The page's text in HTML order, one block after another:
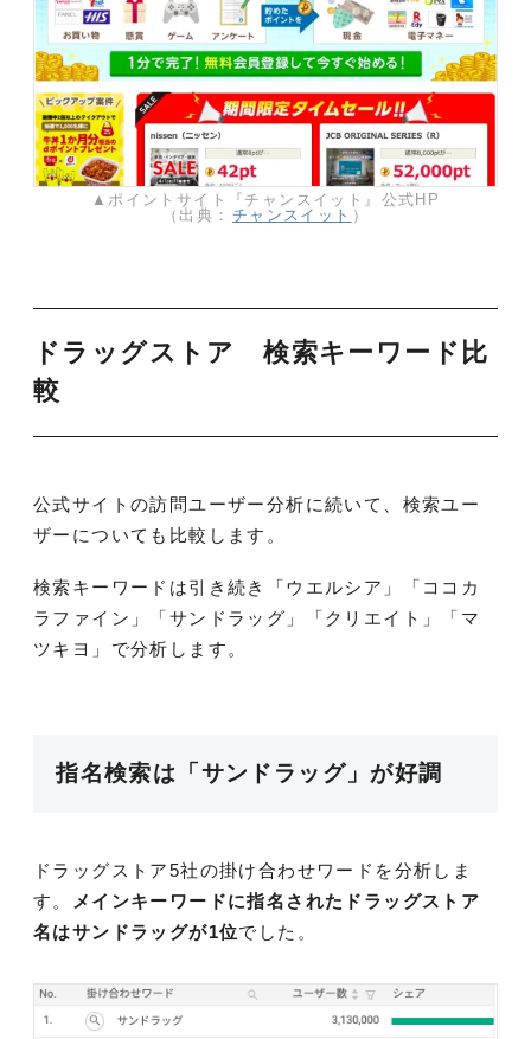
▲ポイントサイト『チャンスイット』公式HP
（出典： チャンスイット ）
ドラッグストア 検索キーワード比
較
公式サイトの訪問ユーザー分析に続いて、検索ユー
ザーについても比較します。
検索キーワードは引き続き「ウエルシア」「ココカ
ラファイン」「サンドラッグ」「クリエイト」「マ
ツキヨ」で分析します。
指名検索は「サンドラッグ」が好調
ドラッグストア5社の掛け合わせワードを分析しま
す。
メインキーワードに指名されたドラッグストア
名はサンドラッグが1位でした。